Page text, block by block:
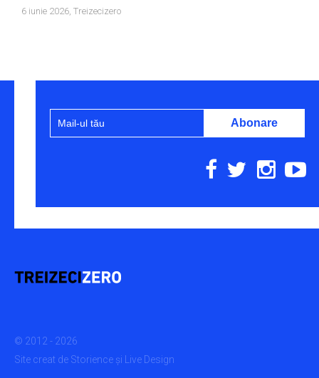
6 iunie 2026, Treizecizero
© 2012 - 2026
Site creat de Storience și Live Design